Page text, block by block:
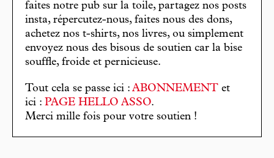
faites notre pub sur la toile, partagez nos posts
insta, répercutez-nous, faites nous des dons,
achetez nos t-shirts, nos livres, ou simplement
envoyez nous des bisous de soutien car la bise
souffle, froide et pernicieuse.
Tout cela se passe ici : ABONNEMENT et
ici : PAGE HELLO ASSO.
Merci mille fois pour votre soutien !